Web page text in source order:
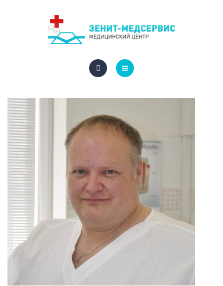
ЗАПИСАТЬСЯ НА ПРИЕМ
УСЛУГИ
СПЕЦИАЛИСТЫ
ЦЕНЫ
ГАЛЕРЕЯ
КОНТАКТЫ
ЗАПИСАТЬСЯ НА ПРИЕМ